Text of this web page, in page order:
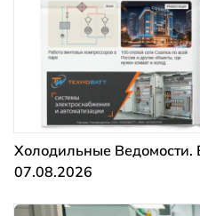
Холодильные Ведомости.
07.08.2026